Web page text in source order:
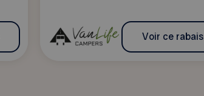
Voir ce rabais